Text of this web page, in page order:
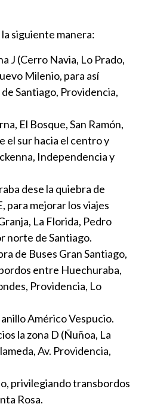
siguiente manera:
J (Cerro Navia, Lo Prado,
Milenio, para así
Santiago, Providencia,
El Bosque, San Ramón,
el sur hacia el centro y
Independencia y
dese la quiebra de
para mejorar los viajes
La Florida, Pedro
norte de Santiago.
de Buses Gran Santiago,
entre Huechuraba,
Providencia, Lo
Américo Vespucio.
la zona D (Ñuñoa, La
Av. Providencia,
privilegiando transbordos
Rosa.